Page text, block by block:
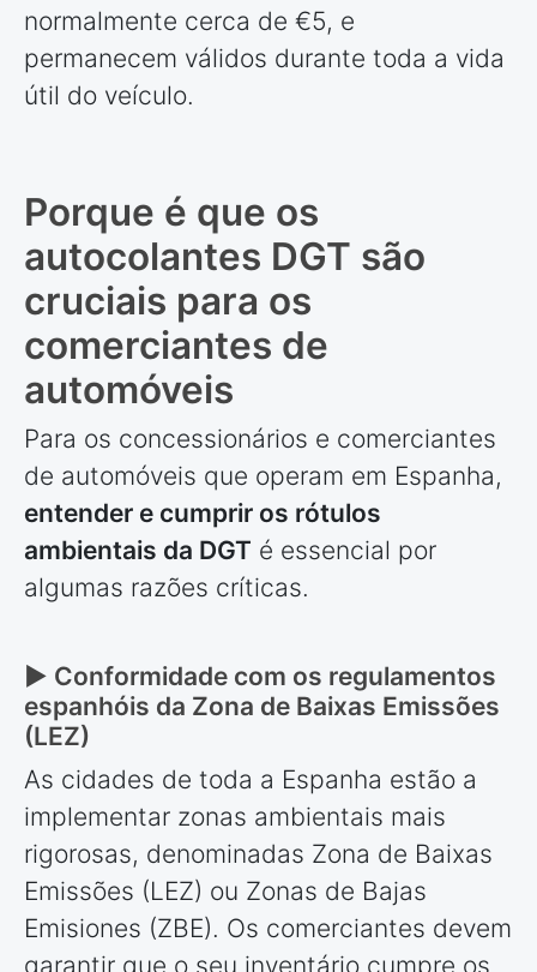
normalmente cerca de €5, e
permanecem válidos durante toda a vida
útil do veículo.
Porque é que os
autocolantes DGT são
cruciais para os
comerciantes de
automóveis
Para os concessionários e comerciantes
de automóveis que operam em Espanha,
entender e cumprir os rótulos
ambientais da DGT é essencial por
algumas razões críticas.
► Conformidade com os regulamentos
espanhóis da Zona de Baixas Emissões
(LEZ)
As cidades de toda a Espanha estão a
implementar zonas ambientais mais
rigorosas, denominadas Zona de Baixas
Emissões (LEZ) ou Zonas de Bajas
Emisiones (ZBE). Os comerciantes devem
garantir que o seu inventário cumpre os